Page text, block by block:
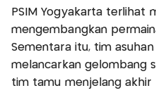
PSIM Yogyakarta terlihat
mengembangkan
Sementara itu, tim
melancarkan gelombang
tim tamu menjelang akhir